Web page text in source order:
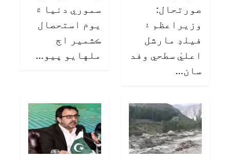
صورتحال:
وزيراعظم ۽
فيلڊ مارشل
اعليٰ سطحي وفد
سان…
سموري دنيا ۾
يوم استحصال
ڪشمير اڄ
ملهايو پيو…